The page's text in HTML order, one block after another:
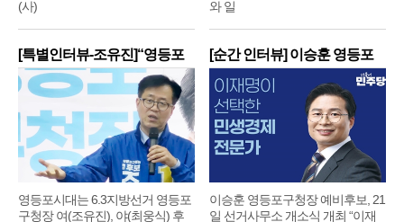
(사)
와 일
[특별인터뷰-조유진]“영등포
구
영등포시대는 6.3지방선거 영등포
구청장 여(조유진), 야(최웅식) 후
[순간 인터뷰] 이승훈 영등포
구
이승훈 영등포구청장 예비후보, 21
일 선거사무소 개소식 개최 “이재